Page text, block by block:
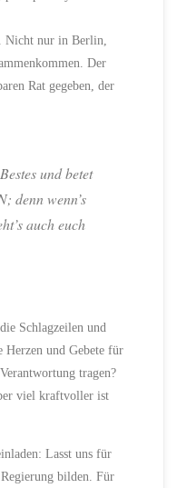
Nicht nur in Berlin,
Der
Rat gegeben, der
und betet
denn wenn’s
auch euch
Schlagzeilen und
Herzen und Gebete für
tragen?
viel kraftvoller ist
Lasst uns für
bilden. Für